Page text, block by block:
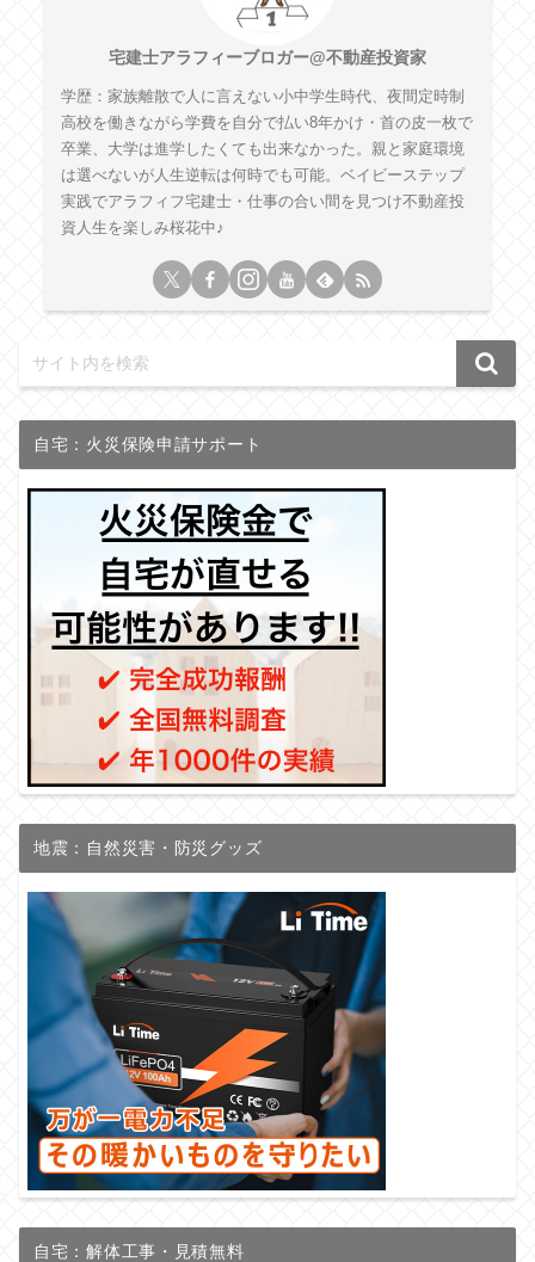
宅建士アラフィーブロガー@不動産投資家
学歴：家族離散で人に言えない小中学生時代、夜間定時制
高校を働きながら学費を自分で払い8年かけ・首の皮一枚で
卒業、大学は進学したくても出来なかった。親と家庭環境
は選べないが人生逆転は何時でも可能。ベイビーステップ
実践でアラフィフ宅建士・仕事の合い間を見つけ不動産投
資人生を楽しみ桜花中♪
自宅：火災保険申請サポート
地震：自然災害・防災グッズ
自宅：解体工事・見積無料